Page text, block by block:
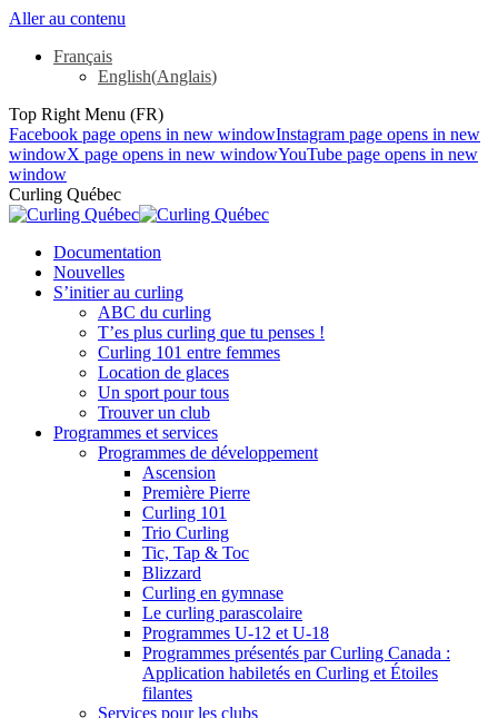
Aller au contenu
Français
English(Anglais)
Top Right Menu (FR)
Facebook page opens in new windowInstagram page opens in new
windowX page opens in new windowYouTube page opens in new
window
Curling Québec
Documentation
Nouvelles
S’initier au curling
ABC du curling
T’es plus curling que tu penses !
Curling 101 entre femmes
Location de glaces
Un sport pour tous
Trouver un club
Programmes et services
Programmes de développement
Ascension
Première Pierre
Curling 101
Trio Curling
Tic, Tap & Toc
Blizzard
Curling en gymnase
Le curling parascolaire
Programmes U-12 et U-18
Programmes présentés par Curling Canada :
Application habiletés en Curling et Étoiles
filantes
Services pour les clubs